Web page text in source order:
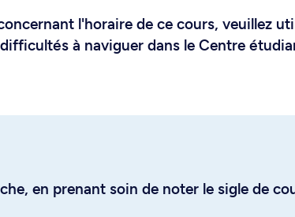
l'horaire de ce cours, veuillez
à naviguer dans le Centre
en prenant soin de noter le sigle de